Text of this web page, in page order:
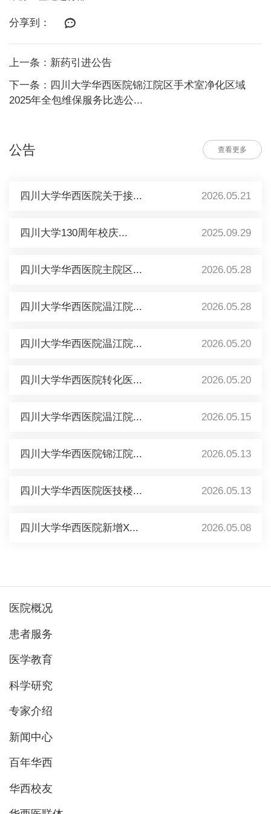
分享到：
上一条：新药引进公告
下一条：四川大学华西医院锦江院区手术室净化区域
2025年全包维保服务比选公...
公告 查看更多
四川大学华西医院关于接... 2026.05.21
四川大学130周年校庆... 2025.09.29
四川大学华西医院主院区... 2026.05.28
四川大学华西医院温江院... 2026.05.28
四川大学华西医院温江院... 2026.05.20
四川大学华西医院转化医... 2026.05.20
四川大学华西医院温江院... 2026.05.15
四川大学华西医院锦江院... 2026.05.13
四川大学华西医院医技楼... 2026.05.13
四川大学华西医院新增X... 2026.05.08
医院概况
患者服务
医学教育
科学研究
专家介绍
新闻中心
百年华西
华西校友